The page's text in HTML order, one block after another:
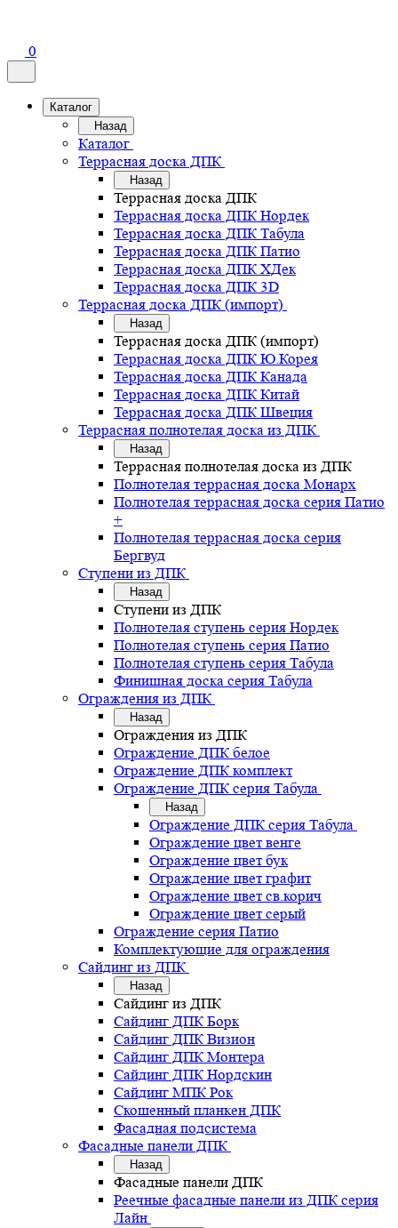
0
Каталог
Назад
Каталог
Террасная доска ДПК
Назад
Террасная доска ДПК
Террасная доска ДПК Нордек
Террасная доска ДПК Табула
Террасная доска ДПК Патио
Террасная доска ДПК ХДек
Террасная доска ДПК 3D
Террасная доска ДПК (импорт)
Назад
Террасная доска ДПК (импорт)
Террасная доска ДПК Ю.Корея
Террасная доска ДПК Канада
Террасная доска ДПК Китай
Террасная доска ДПК Швеция
Террасная полнотелая доска из ДПК
Назад
Террасная полнотелая доска из ДПК
Полнотелая террасная доска Монарх
Полнотелая террасная доска серия Патио
+
Полнотелая террасная доска серия
Бергвуд
Ступени из ДПК
Назад
Ступени из ДПК
Полнотелая ступень серия Нордек
Полнотелая ступень серия Патио
Полнотелая ступень серия Табула
Финишная доска серия Табула
Ограждения из ДПК
Назад
Ограждения из ДПК
Ограждение ДПК белое
Ограждение ДПК комплект
Ограждение ДПК серия Табула
Назад
Ограждение ДПК серия Табула
Ограждение цвет венге
Ограждение цвет бук
Ограждение цвет графит
Ограждение цвет св.корич
Ограждение цвет серый
Ограждение серия Патио
Комплектующие для ограждения
Сайдинг из ДПК
Назад
Сайдинг из ДПК
Сайдинг ДПК Борк
Сайдинг ДПК Визион
Сайдинг ДПК Монтера
Сайдинг ДПК Нордскин
Сайдинг МПК Рок
Скошенный планкен ДПК
Фасадная подсистема
Фасадные панели ДПК
Назад
Фасадные панели ДПК
Реечные фасадные панели из ДПК серия
Лайн